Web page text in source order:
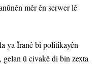
mêr ên serwer lê
ya Îranê bi polîtîkayên
û civakê di bin zexta